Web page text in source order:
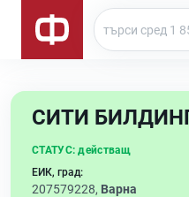
СИТИ
СТАТУС: действащ
ЕИК, град:
207579228, Варна